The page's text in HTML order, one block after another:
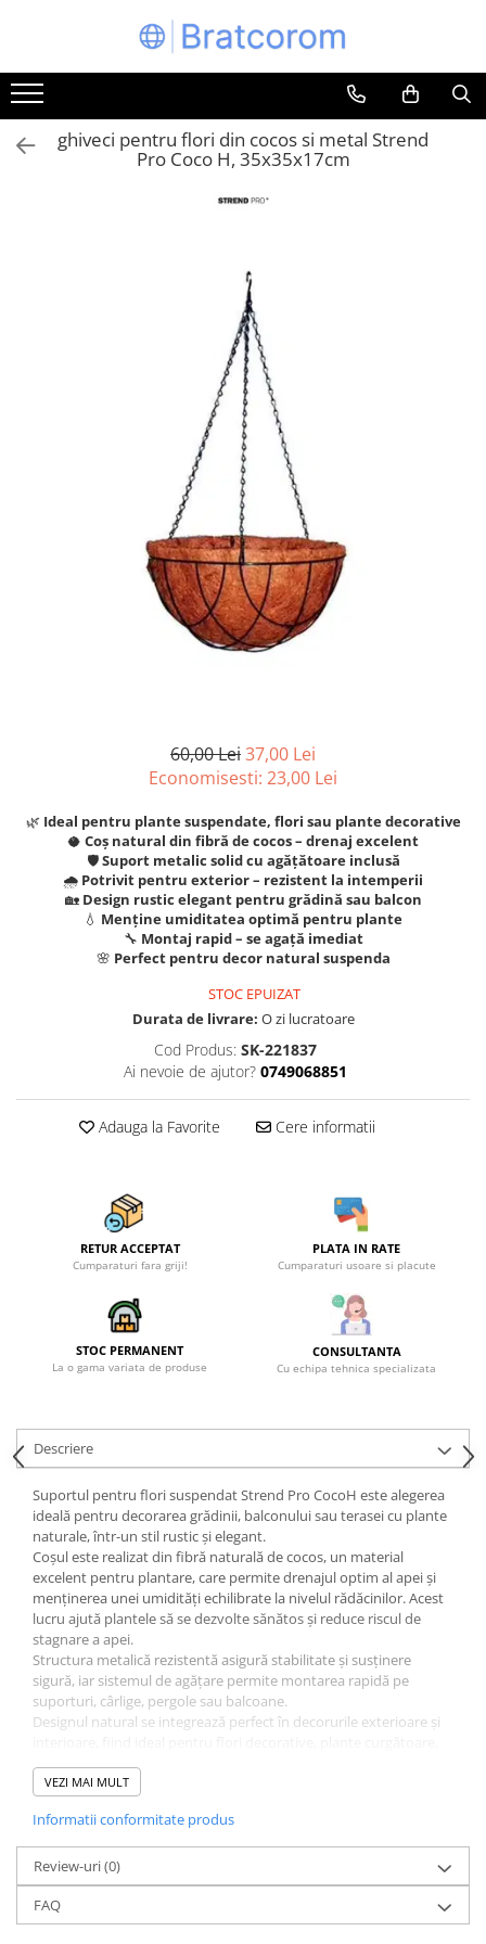
Toate Produsele
Articole animale
Adapatoare animale
Produse igiena externa animale
Electronice si electrocasnice
Accesorii gresie si faianta
Accesorii pentru faianta, gresie si
Accesorii polizare si slefuire
Accesorii vopsire si tencuire
Materiale electrice
Sarma constructii
Scule, unelte si masini
Sfoara si franghii
Corpuri de iluminat
Aplice si plafoniere
Accesorii corpuri de iluminat
Veioze si lampi
Accesorii decorative
Caciuli
Figurine si decoratiuni Craciun
Globuri
Instalatii de Craciun
Lumanari si candele
Suporturi lumanari
Cosuri de gunoi
Maturi, Mopuri si galeti
Prosoape de hartie si servetele
Saci gunoi
Servetele umede
ghiveci pentru flori din cocos si metal Strend
Pro Coco H, 35x35x17cm
60,00 Lei37,00 Lei
Economisesti: 23,00 Lei
🌿 Ideal pentru plante suspendate, flori sau plante decorative
🥥 Coș natural din fibră de cocos – drenaj excelent
🛡️Suport metalic solid cu agățătoare inclusă
🌧️ Potrivit pentru exterior – rezistent la intemperii
🏡 Design rustic elegant pentru grădină sau balcon
💧 Menține umiditatea optimă pentru plante
🔧 Montaj rapid – se agață imediat
🌸 Perfect pentru decor natural suspenda
STOC EPUIZAT
Durata de livrare: O zi lucratoare
Cod Produs: SK-221837
Ai nevoie de ajutor? 0749068851
Adauga la Favorite Cere informatii
RETUR ACCEPTAT
Cumparaturi fara griji!
PLATA IN RATE
Cumparaturi usoare si placute
STOC PERMANENT
La o gama variata de produse
CONSULTANTA
Cu echipa tehnica specializata
Descriere
Suportul pentru flori suspendat Strend Pro CocoH este alegerea
ideală pentru decorarea grădinii, balconului sau terasei cu plante
naturale, într-un stil rustic și elegant.
Coșul este realizat din fibră naturală de cocos, un material
excelent pentru plantare, care permite drenajul optim al apei și
menținerea unei umidități echilibrate la nivelul rădăcinilor. Acest
lucru ajută plantele să se dezvolte sănătos și reduce riscul de
stagnare a apei.
Structura metalică rezistentă asigură stabilitate și susținere
sigură, iar sistemul de agățare permite montarea rapidă pe
suporturi, cârlige, pergole sau balcoane.
Designul natural se integrează perfect în decorurile exterioare și
ierburi aromatice sau aranjamente suspendate.
Este o soluție practică și estetică pentru amenajarea verticală a
⚙️ Specificații tehnice
Brand: Strend Pro
Model: CocoH
Tip produs: suport flori suspendat
Dimensiuni: 35 x 35 x 17 cm
VEZI MAI MULT
Informatii conformitate produs
Review-uri(0)
FAQ